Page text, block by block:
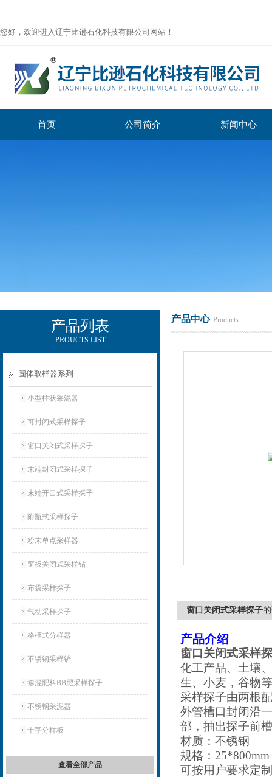
您好，欢迎进入辽宁比逊石化科技有限公司网站！
首页 公司简介 新闻中心
产品列表
PROUCTS LIST
固体取样器系列
小型柱状采泥器
可封闭式采样探子
窗口关闭式采样探子
末端封闭式采样探子
末端开口式采样探子
附瓶式采样探子
粉末单点采样器
窗板关闭式采样钻
布袋采样探子
气动采样探子
格槽式分样器
不锈钢采样铲
掺混肥料BB肥采样探子
不锈钢采泥器
十字分样板
查看全部产品
产品中心 Products
窗口关闭式采样探子
产品介绍
窗口关闭式采样
化工产品、土壤
生、小麦，谷物
采样探子由两根
外管槽口封闭沿
部，抽出探子前
材质：不锈钢
规格：25*800mm
可按用户要求定制